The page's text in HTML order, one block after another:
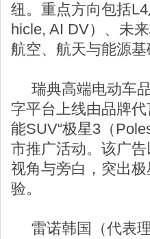
纽。重点方向包括
hicle, AI DV）、未
航空、航天与能源基
瑞典高端电动车品
字平台上线由品牌
能SUV“极星3（
市推广活动。该广
视角与旁白，突出
验。
雷诺韩国（代表理